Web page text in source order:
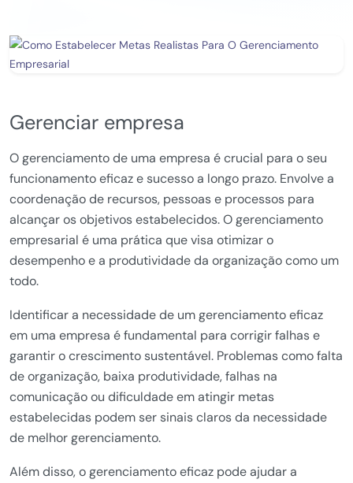
Gerenciar empresa
O gerenciamento de uma empresa é crucial para o seu
funcionamento eficaz e sucesso a longo prazo. Envolve a
coordenação de recursos, pessoas e processos para
alcançar os objetivos estabelecidos. O gerenciamento
empresarial é uma prática que visa otimizar o
desempenho e a produtividade da organização como um
todo.
Identificar a necessidade de um gerenciamento eficaz
em uma empresa é fundamental para corrigir falhas e
garantir o crescimento sustentável. Problemas como falta
de organização, baixa produtividade, falhas na
comunicação ou dificuldade em atingir metas
estabelecidas podem ser sinais claros da necessidade
de melhor gerenciamento.
Além disso, o gerenciamento eficaz pode ajudar a